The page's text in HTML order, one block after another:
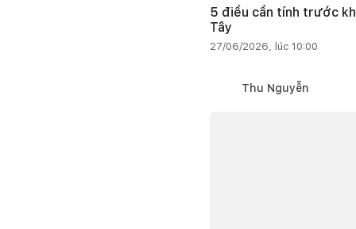
5 điều cần tính trước
Tây
27/06/2026, lúc 10:00
Thu Nguyễn